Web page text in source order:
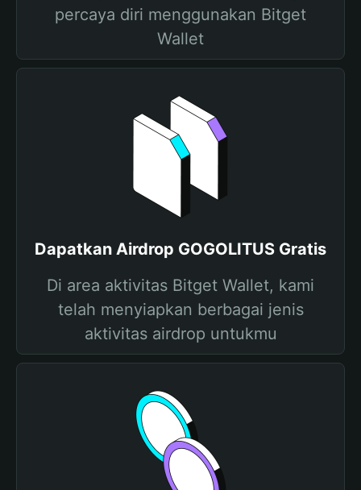
percaya diri menggunakan Bitget
Wallet
Dapatkan Airdrop GOGOLITUS Gratis
Di area aktivitas Bitget Wallet, kami
telah menyiapkan berbagai jenis
aktivitas airdrop untukmu